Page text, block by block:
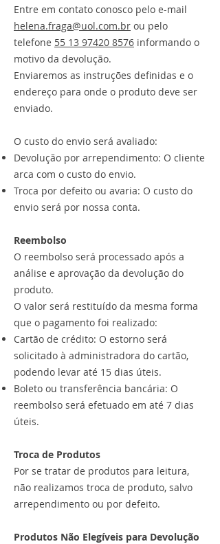
Entre em contato conosco pelo e-mail
helena.fraga@uol.com.br ou pelo
telefone 55 13 97420 8576 informando o
motivo da devolução.
Enviaremos as instruções definidas e o
endereço para onde o produto deve ser
enviado.
O custo do envio será avaliado:
Devolução por arrependimento: O cliente
arca com o custo do envio.
Troca por defeito ou avaria: O custo do
envio será por nossa conta.
Reembolso
O reembolso será processado após a
análise e aprovação da devolução do
produto.
O valor será restituído da mesma forma
que o pagamento foi realizado:
Cartão de crédito: O estorno será
solicitado à administradora do cartão,
podendo levar até 15 dias úteis.
Boleto ou transferência bancária: O
reembolso será efetuado em até 7 dias
úteis.
Troca de Produtos
Por se tratar de produtos para leitura,
não realizamos troca de produto, salvo
arrependimento ou por defeito.
Produtos Não Elegíveis para Devolução